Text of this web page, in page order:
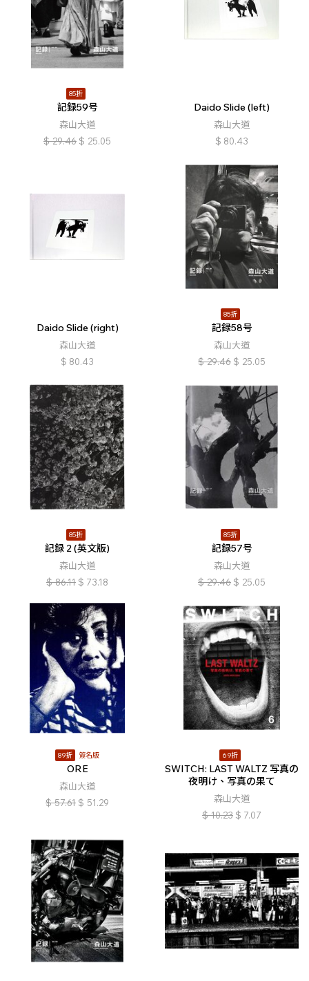
85折
記録59号
森山大道
$ 29.46 $ 25.05
Daido Slide (left)
森山大道
$ 80.43
Daido Slide (right)
森山大道
$ 80.43
85折
記録58号
森山大道
$ 29.46 $ 25.05
85折
記録 2 (英文版)
森山大道
$ 86.11 $ 73.18
85折
記録57号
森山大道
$ 29.46 $ 25.05
89折 簽名版
ORE
森山大道
$ 57.61 $ 51.29
69折
SWITCH: LAST WALTZ 写真の
夜明け、写真の果て
森山大道
$ 10.23 $ 7.07